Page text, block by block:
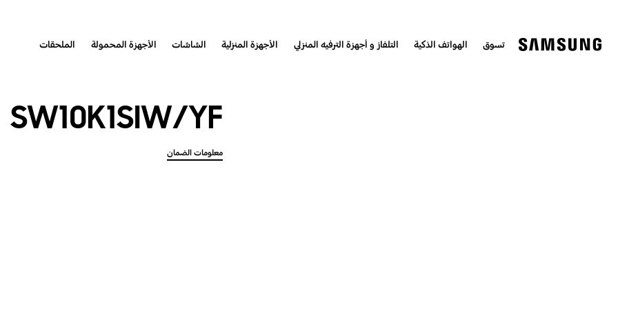
تسوق الهواتف الذكية التلفاز و أجهزة الترفيه المنزلي الأجهزة المنزلية الشاشات الأجهزة المحمولة الملحقات
SW10K1SIW/YF
معلومات الضمان